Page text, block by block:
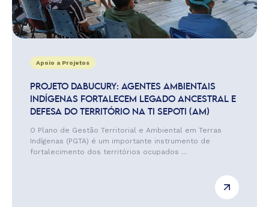
Apoio a Projetos
PROJETO DABUCURY: AGENTES AMBIENTAIS
INDÍGENAS FORTALECEM LEGADO ANCESTRAL E
DEFESA DO TERRITÓRIO NA TI SEPOTI (AM)
O Plano de Gestão Territorial e Ambiental em Terras
Indígenas (PGTA) é um importante instrumento de
fortalecimento dos territórios ocupados ...